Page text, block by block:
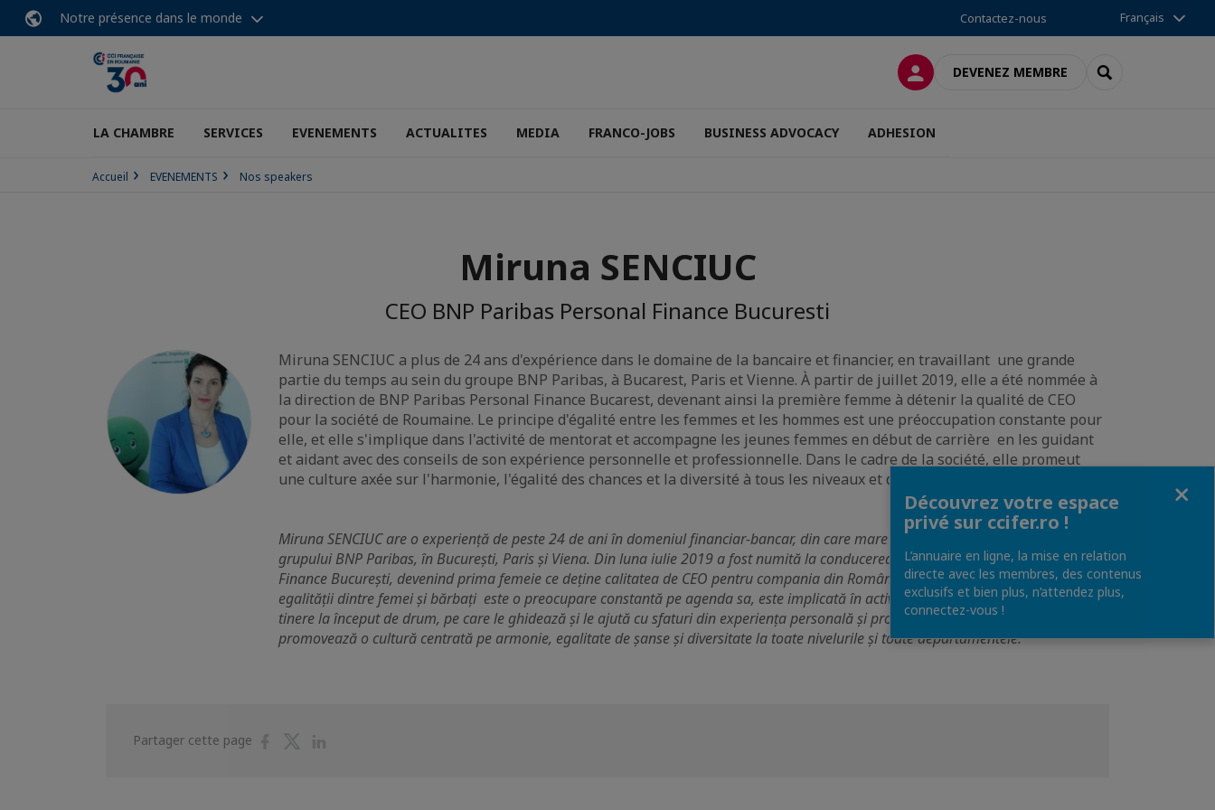
Notre présence dans le monde Contactez-nous Français
CONNEXIONDEVENEZ MEMBRE RECHERCHER
LA CHAMBRE SERVICES EVENEMENTS ACTUALITES MEDIA FRANCO-JOBS BUSINESS ADVOCACY ADHESION
Accueil EVENEMENTS Nos speakers
Miruna SENCIUC
CEO BNP Paribas Personal Finance Bucuresti
Miruna SENCIUC a plus de 24 ans d'expérience dans le domaine de la bancaire et financier, en travaillant une grande
partie du temps au sein du groupe BNP Paribas, à Bucarest, Paris et Vienne. À partir de juillet 2019, elle a été nommée à
la direction de BNP Paribas Personal Finance Bucarest, devenant ainsi la première femme à détenir la qualité de CEO
pour la société de Roumaine. Le principe d'égalité entre les femmes et les hommes est une préoccupation constante pour
elle, et elle s'implique dans l'activité de mentorat et accompagne les jeunes femmes en début de carrière en les guidant
et aidant avec des conseils de son expérience personnelle et professionnelle. Dans le cadre de la société, elle promeut
une culture axée sur l'harmonie, l'égalité des chances et la diversité à tous les niveaux et dans tous les départements.
Miruna SENCIUC are o experiență de peste 24 de ani în domeniul financiar-bancar, din care mare parte i-a petrecut în cadrul
grupului BNP Paribas, în București, Paris și Viena. Din luna iulie 2019 a fost numită la conducerea băncii BNP Paribas Personal
Finance București, devenind prima femeie ce deține calitatea de CEO pentru compania din România. Promovarea principiului
egalității dintre femei și bărbați este o preocupare constantă pe agenda sa, este implicată în activitatea de mentorat și susține
tinere la început de drum, pe care le ghidează și le ajută cu sfaturi din experiența personală și profesională. În cadrul companiei
promovează o cultură centrată pe armonie, egalitate de șanse și diversitate la toate nivelurile și toate departamentele.
Partager cette page
PartagerPartager
Découvrez votre espace
privé sur ccifer.ro !
L’annuaire en ligne, la mise en relation
directe avec les membres, des contenus
exclusifs et bien plus, n’attendez plus,
connectez-vous !